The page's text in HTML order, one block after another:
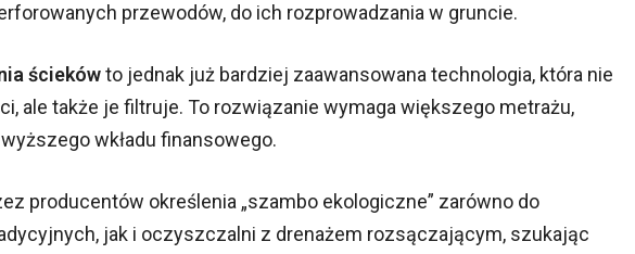
przewodów, do ich rozprowadzania w gruncie.
ściekówto jednak już bardziej zaawansowana technologia, która nie
ale także je filtruje. To rozwiązanie wymaga większego metrażu,
wkładu finansowego.
producentów określenia „szambo ekologiczne” zarówno do
jak i oczyszczalni z drenażem rozsączającym, szukając